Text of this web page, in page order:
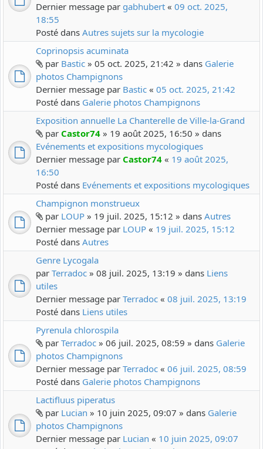
Dernier message par gabhubert « 09 oct. 2025,
18:55
Posté dans Autres sujets sur la mycologie
Coprinopsis acuminata
par Bastic » 05 oct. 2025, 21:42 » dans Galerie
photos Champignons
Dernier message par Bastic « 05 oct. 2025, 21:42
Posté dans Galerie photos Champignons
Exposition annuelle La Chanterelle de Ville-la-Grand
par Castor74 » 19 août 2025, 16:50 » dans
Evénements et expositions mycologiques
Dernier message par Castor74 « 19 août 2025,
16:50
Posté dans Evénements et expositions mycologiques
Champignon monstrueux
par LOUP » 19 juil. 2025, 15:12 » dans Autres
Dernier message par LOUP « 19 juil. 2025, 15:12
Posté dans Autres
Genre Lycogala
par Terradoc » 08 juil. 2025, 13:19 » dans Liens
utiles
Dernier message par Terradoc « 08 juil. 2025, 13:19
Posté dans Liens utiles
Pyrenula chlorospila
par Terradoc » 06 juil. 2025, 08:59 » dans Galerie
photos Champignons
Dernier message par Terradoc « 06 juil. 2025, 08:59
Posté dans Galerie photos Champignons
Lactifluus piperatus
par Lucian » 10 juin 2025, 09:07 » dans Galerie
photos Champignons
Dernier message par Lucian « 10 juin 2025, 09:07